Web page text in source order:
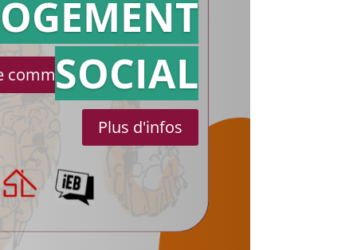
référé
communiqué de presse
SOCIAL
Plus d'infos